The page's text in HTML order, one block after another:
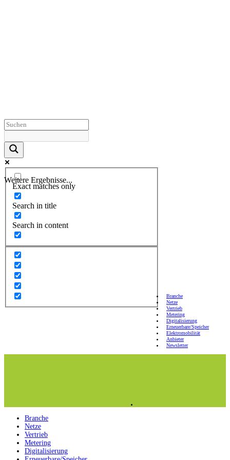
Weitere Ergebnisse...
Exact matches only
Search in title
Search in content
Branche
Netze
Vertrieb
Metering
Digitalisierung
Erneuerbare/Speicher
Elektromobilität
Anbieter
Newsletter
Branche
Netze
Vertrieb
Metering
Digitalisierung